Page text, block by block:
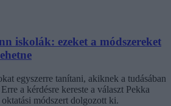
iskolák: ezeket a módszereket
egyszerre tanítani, akiknek a tudásában
a kérdésre kereste a választ Pekka
módszert dolgozott ki.